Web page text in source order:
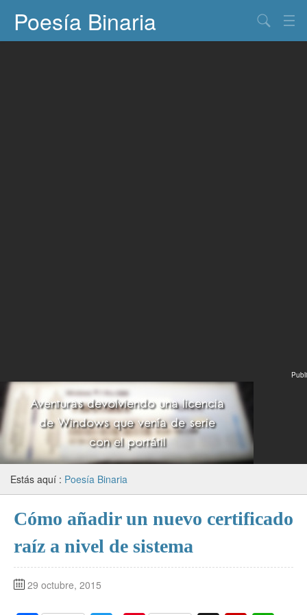
Poesía Binaria
Publi
Estás aquí : Poesía Binaria
Cómo añadir un nuevo certificado
raíz a nivel de sistema
29 octubre, 2015